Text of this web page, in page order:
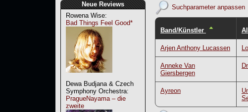
Neue Reviews
Rowena Wise:
Bad Things Feel Good*
Dewa Budjana & Czech
Symphony Orchestra:
PragueNayama – die
zweite
Suchparameter anpassen
Band/Künstler
Arjen Anthony Lucassen
Anneke Van
Giersbergen
Ayreon